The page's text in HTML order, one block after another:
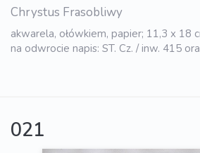
Chrystus Frasobliwy
akwarela, ołówkiem, papier; 11,3 x 18
na odwrocie napis: ST. Cz. / inw. 415
021